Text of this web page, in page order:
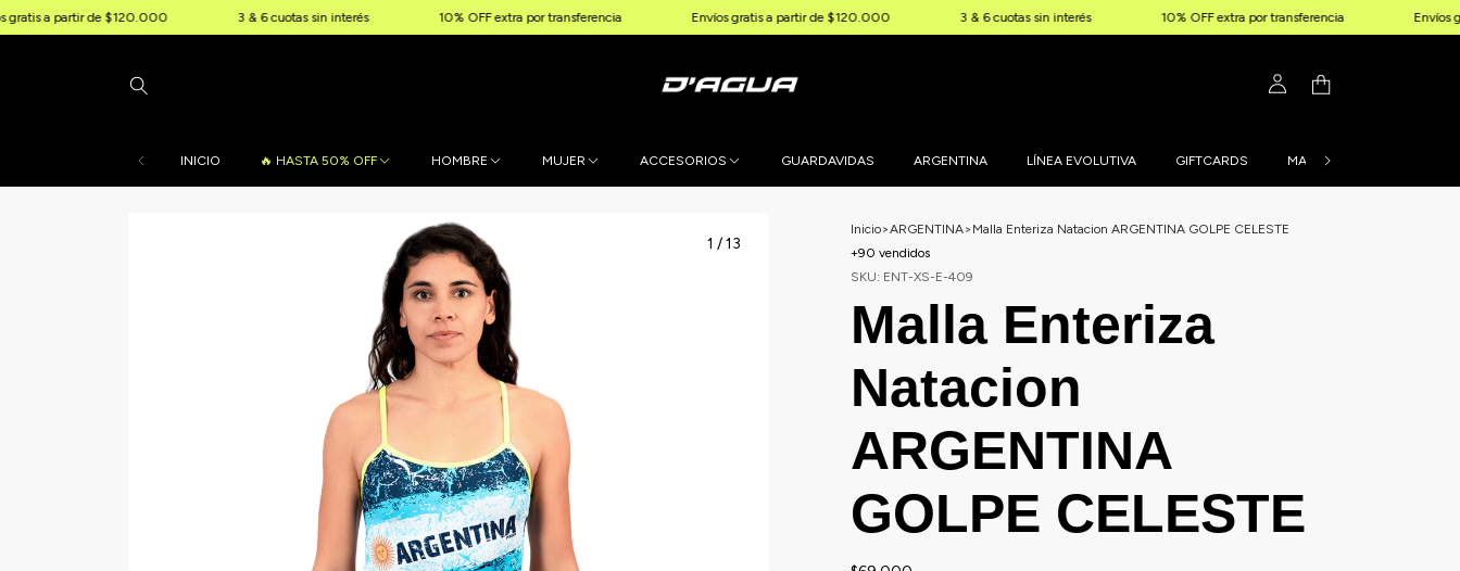
de $120.000 3 & 6 cuotas sin interés 10% OFF extra por transferencia Envíos gratis a partir de $120.000 3 & 6 cuotas sin interés 10% OFF extra por transferencia Envíos gratis a
INICIO 🔥 HASTA 50% OFF HOMBRE MUJER ACCESORIOS GUARDAVIDAS ARGENTINA LÍNEA EVOLUTIVA GIFTCARDS MALLAS PERSONALIZADAS
1 /13
Inicio>ARGENTINA> Malla Enteriza Natacion ARGENTINA GOLPE CELESTE
+90 vendidos
SKU: ENT-XS-E-409
Malla Enteriza
Natacion
ARGENTINA
GOLPE CELESTE